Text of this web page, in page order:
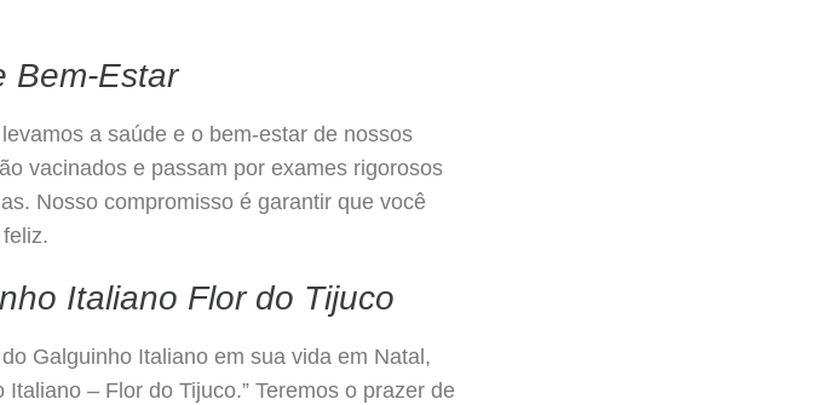
Bem-Estar
a saúde e o bem-estar de nossos
vacinados e passam por exames rigorosos
Nosso compromisso é garantir que você
Italiano Flor do Tijuco
Galguinho Italiano em sua vida em Natal,
– Flor do Tijuco.” Teremos o prazer de